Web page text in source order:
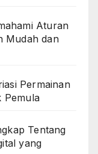
Aturan
Mudah dan
Permainan
Pemula
Tentang
yang